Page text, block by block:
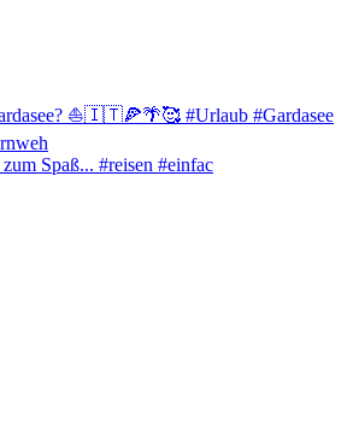
Spaß... #reisen #einfac